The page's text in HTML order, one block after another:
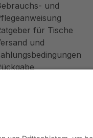
und
für Tische
und